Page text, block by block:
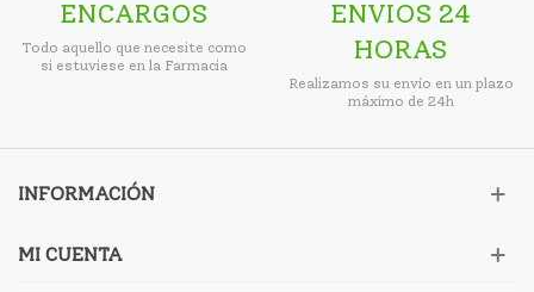
ENCARGOS
Todo aquello que necesite como
si estuviese en la Farmacia
ENVIOS 24
HORAS
Realizamos su envío en un plazo
máximo de 24h
INFORMACIÓN
MI CUENTA